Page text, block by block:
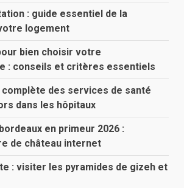
: guide essentiel de la
logement
bien choisir votre
: conseils et critères essentiels
des services de santé
dans les hôpitaux
en primeur 2026 :
de château internet
: visiter les pyramides de gizeh et